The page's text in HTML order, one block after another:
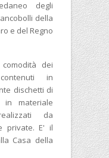
degli
della
e del Regno
dei
in
dischetti di
materiale
da
private. E' il
Casa della